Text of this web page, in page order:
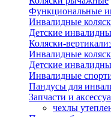
Функциональные
Инвалидные
Детские
Коляски-
Инвалидные
Детские
Инвалидные
Пандусы для
Запчасти и
чехлы